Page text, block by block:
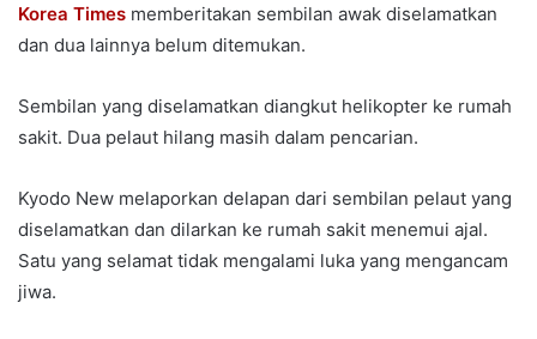
Korea Times memberitakan sembilan awak diselamatkan
dan dua lainnya belum ditemukan.
Sembilan yang diselamatkan diangkut helikopter ke rumah
sakit. Dua pelaut hilang masih dalam pencarian.
Kyodo New melaporkan delapan dari sembilan pelaut yang
diselamatkan dan dilarkan ke rumah sakit menemui ajal.
Satu yang selamat tidak mengalami luka yang mengancam
jiwa.